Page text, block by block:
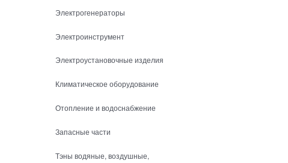
Электрогенераторы
Электроинструмент
Электроустановочные изделия
Климатическое оборудование
Отопление и водоснабжение
Запасные части
Тэны водяные, воздушные,